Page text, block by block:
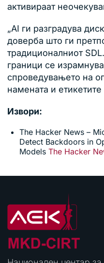
активираат
„AI ги разградува
доверба што ги
традиционалниот
граници се
спроведувањето на
намената и етикетите
Извори:
The Hacker News –
Detect Backdoors in
Models The Hacker